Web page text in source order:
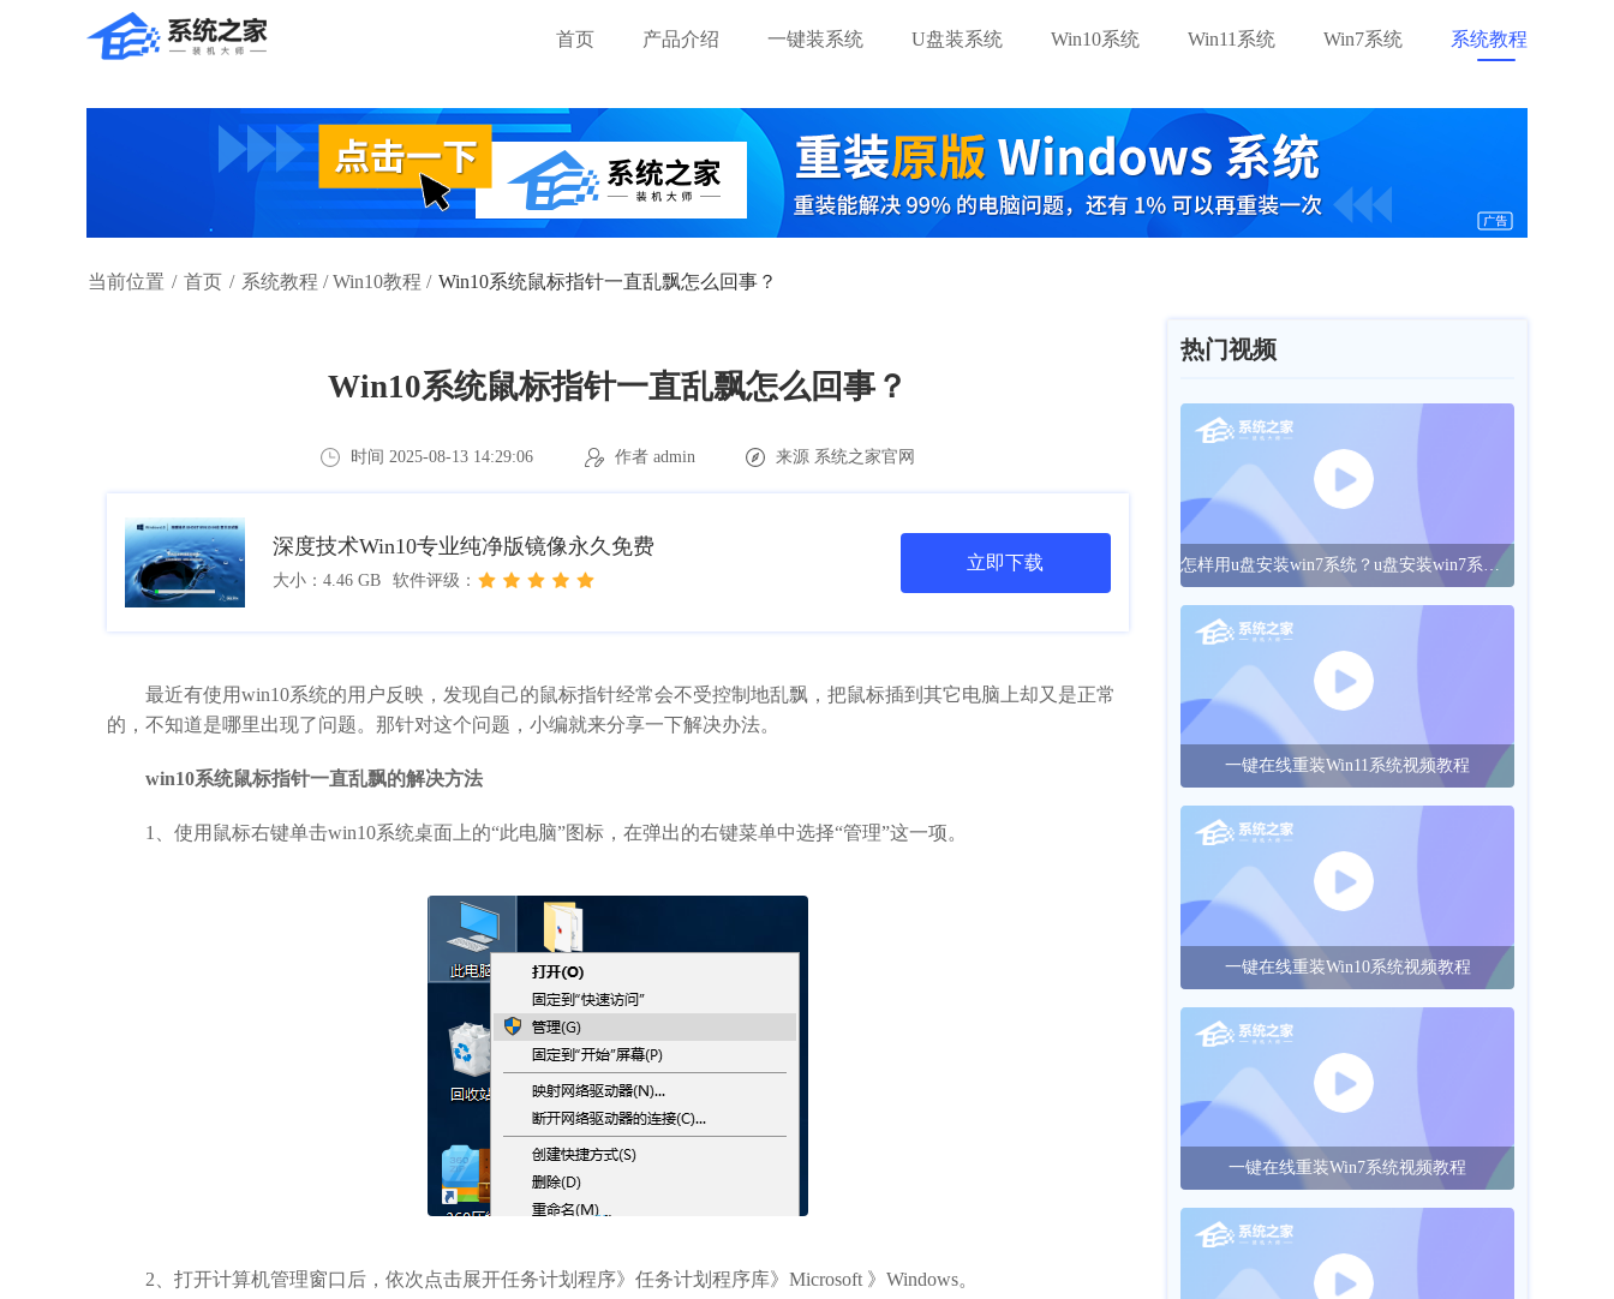
首页 产品介绍 一键装系统 U盘装系统 Win10系统 Win11系统 Win7系统 系统教程
当前位置 / 首页 / 系统教程 /Win10教程 / Win10系统鼠标指针一直乱飘怎么回事？
Win10系统鼠标指针一直乱飘怎么回事？
时间 2025-08-13 14:29:06 作者 admin 来源 系统之家官网
深度技术Win10专业纯净版镜像永久免费
大小：4.46 GB 软件评级：
立即下载
最近有使用win10系统的用户反映，发现自己的鼠标指针经常会不受控制地乱飘，把鼠标插到其它电脑上却又是正常
的，不知道是哪里出现了问题。那针对这个问题，小编就来分享一下解决办法。
win10系统鼠标指针一直乱飘的解决方法
1、使用鼠标右键单击win10系统桌面上的“此电脑”图标，在弹出的右键菜单中选择“管理”这一项。
2、打开计算机管理窗口后，依次点击展开任务计划程序》任务计划程序库》Microsoft 》Windows。
热门视频
怎样用u盘安装win7系统？u盘安装win7系统的操作方法
一键在线重装Win11系统视频教程
一键在线重装Win10系统视频教程
一键在线重装Win7系统视频教程